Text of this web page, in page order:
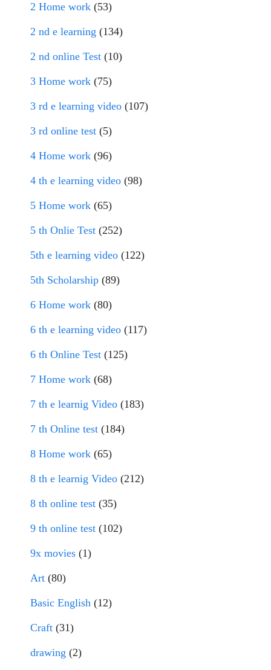
2 Home work (53)
2 nd e learning (134)
2 nd online Test (10)
3 Home work (75)
3 rd e learning video (107)
3 rd online test (5)
4 Home work (96)
4 th e learning video (98)
5 Home work (65)
5 th Onlie Test (252)
5th e learning video (122)
5th Scholarship (89)
6 Home work (80)
6 th e learning video (117)
6 th Online Test (125)
7 Home work (68)
7 th e learnig Video (183)
7 th Online test (184)
8 Home work (65)
8 th e learnig Video (212)
8 th online test (35)
9 th online test (102)
9x movies (1)
Art (80)
Basic English (12)
Craft (31)
drawing (2)